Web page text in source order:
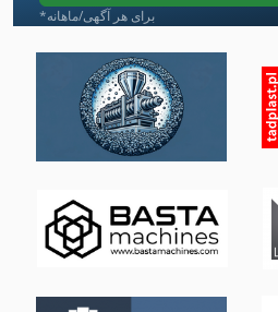
International 560
International 584
Kgs 1670
Meh 5 2 1 8 B
Tak 18
*برای هر آگهی/ماهانه